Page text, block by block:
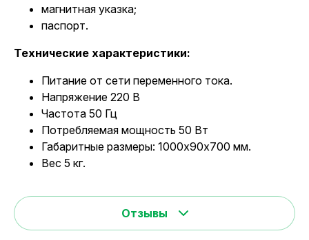
магнитная указка;
паспорт.
Технические характеристики:
Питание от сети переменного тока.
Напряжение 220 В
Частота 50 Гц
Потребляемая мощность 50 Вт
Габаритные размеры: 1000х90х700 мм.
Вес 5 кг.
Отзывы